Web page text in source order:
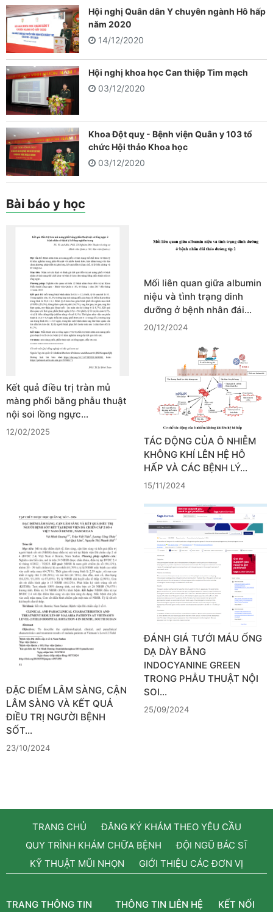
Hội nghị Quân dân Y chuyên ngành Hô hấp
năm 2020
14/12/2020
Hội nghị khoa học Can thiệp Tim mạch
03/12/2020
Khoa Đột quỵ - Bệnh viện Quân y 103 tổ
chức Hội thảo Khoa học
03/12/2020
Bài báo y học
Kết quả điều trị tràn mủ
màng phổi bằng phẫu thuật
nội soi lồng ngực…
12/02/2025
Mối liên quan giữa albumin
niệu và tình trạng dinh
dưỡng ở bệnh nhân đái…
20/12/2024
TÁC ĐỘNG CỦA Ô NHIỄM
KHÔNG KHÍ LÊN HỆ HÔ
HẤP VÀ CÁC BỆNH LÝ…
15/11/2024
ĐẶC ĐIỂM LÂM SÀNG, CẬN
LÂM SÀNG VÀ KẾT QUẢ
ĐIỀU TRỊ NGƯỜI BỆNH
SỐT…
23/10/2024
ĐÁNH GIÁ TƯỚI MÁU ỐNG
DẠ DÀY BẰNG
INDOCYANINE GREEN
TRONG PHẪU THUẬT NỘI
SOI…
25/09/2024
TRANG CHỦ
ĐĂNG KÝ KHÁM THEO YÊU CẦU
QUY TRÌNH KHÁM CHỮA BỆNH
ĐỘI NGŨ BÁC SĨ
KỸ THUẬT MŨI NHỌN
GIỚI THIỆU CÁC ĐƠN VỊ
TRANG THÔNG TIN
THÔNG TIN LIÊN HỆ
KẾT NỐI